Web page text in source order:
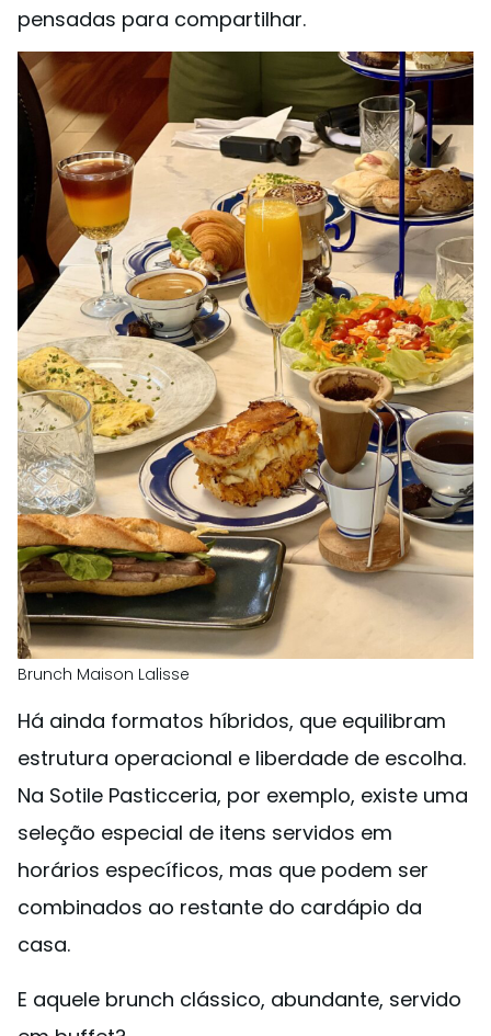
pensadas para compartilhar.
Brunch Maison Lalisse
Há ainda formatos híbridos, que equilibram
estrutura operacional e liberdade de escolha.
Na Sotile Pasticceria, por exemplo, existe uma
seleção especial de itens servidos em
horários específicos, mas que podem ser
combinados ao restante do cardápio da
casa.
E aquele brunch clássico, abundante, servido